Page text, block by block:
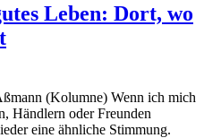
Leben: Dort, wo
(Kolumne) Wenn ich mich
Händlern oder Freunden
eine ähnliche Stimmung.